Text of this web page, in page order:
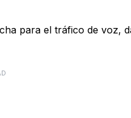
para el tráfico de